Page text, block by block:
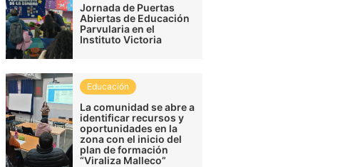
Jornada de Puertas
Abiertas de Educación
Parvularia en el
Instituto Victoria
Educación
La comunidad se abre a
identificar recursos y
oportunidades en la
zona con el inicio del
plan de formación
“Viraliza Malleco”